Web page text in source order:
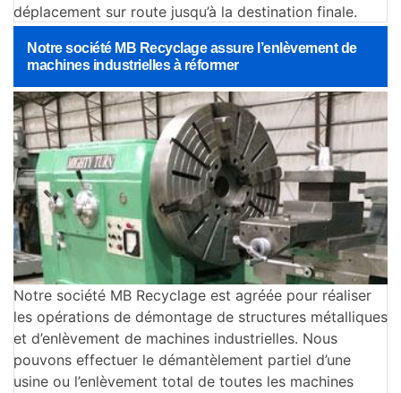
déplacement sur route jusqu’à la destination finale.
Notre société MB Recyclage assure l’enlèvement de
machines industrielles à réformer
Notre société MB Recyclage est agréée pour réaliser
les opérations de démontage de structures métalliques
et d’enlèvement de machines industrielles. Nous
pouvons effectuer le démantèlement partiel d’une
usine ou l’enlèvement total de toutes les machines